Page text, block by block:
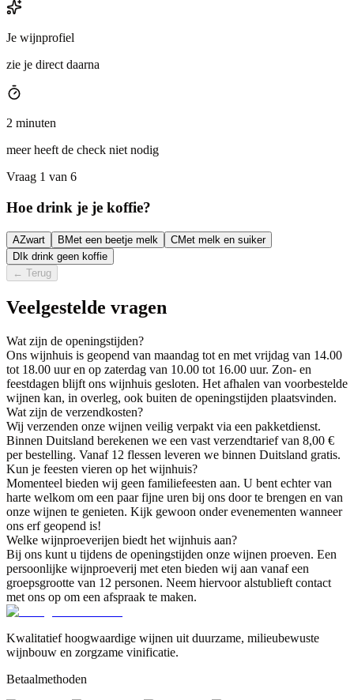
Je wijnprofiel
zie je direct daarna
2 minuten
meer heeft de check niet nodig
Vraag 1 van 6
Hoe drink je je koffie?
AZwart B Met een beetje melk CMet melk en suiker
D Ik drink geen koffie
← Terug
Veelgestelde vragen
Wat zijn de openingstijden?
Ons wijnhuis is geopend van maandag tot en met vrijdag van 14.00
tot 18.00 uur en op zaterdag van 10.00 tot 16.00 uur. Zon- en
feestdagen blijft ons wijnhuis gesloten. Het afhalen van voorbestelde
wijnen kan, in overleg, ook buiten de openingstijden plaatsvinden.
Wat zijn de verzendkosten?
Wij verzenden onze wijnen veilig verpakt via een pakketdienst.
Binnen Duitsland berekenen we een vast verzendtarief van 8,00 €
per bestelling. Vanaf 12 flessen leveren we binnen Duitsland gratis.
Kun je feesten vieren op het wijnhuis?
Momenteel bieden wij geen familiefeesten aan. U bent echter van
harte welkom om een paar fijne uren bij ons door te brengen en van
onze wijnen te genieten. Kijk gewoon onder evenementen wanneer
ons erf geopend is!
Welke wijnproeverijen biedt het wijnhuis aan?
Bij ons kunt u tijdens de openingstijden onze wijnen proeven. Een
persoonlijke wijnproeverij met eten bieden wij aan vanaf een
groepsgrootte van 12 personen. Neem hiervoor alstublieft contact
met ons op om een afspraak te maken.
Kwalitatief hoogwaardige wijnen uit duurzame, milieubewuste
wijnbouw en zorgzame vinificatie.
Betaalmethoden